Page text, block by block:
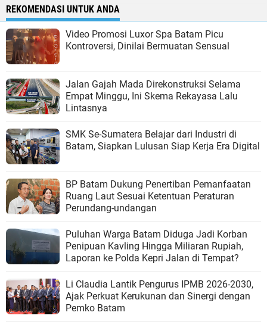
REKOMENDASI UNTUK ANDA
Video Promosi Luxor Spa Batam Picu
Kontroversi, Dinilai Bermuatan Sensual
Jalan Gajah Mada Direkonstruksi Selama
Empat Minggu, Ini Skema Rekayasa Lalu
Lintasnya
SMK Se-Sumatera Belajar dari Industri di
Batam, Siapkan Lulusan Siap Kerja Era Digital
BP Batam Dukung Penertiban Pemanfaatan
Ruang Laut Sesuai Ketentuan Peraturan
Perundang-undangan
Puluhan Warga Batam Diduga Jadi Korban
Penipuan Kavling Hingga Miliaran Rupiah,
Laporan ke Polda Kepri Jalan di Tempat?
Li Claudia Lantik Pengurus IPMB 2026-2030,
Ajak Perkuat Kerukunan dan Sinergi dengan
Pemko Batam